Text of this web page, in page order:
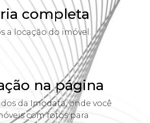
completa
a locação do imóvel.
na página
da Imodata, onde você
com fotos para